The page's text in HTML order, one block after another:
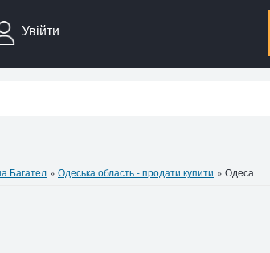
Увійти
Багател » Одеська область - продати купити » Одеса